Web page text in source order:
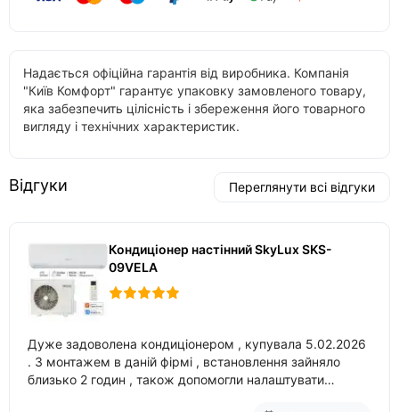
Надається офіційна гарантія від виробника. Компанія
"Київ Комфорт" гарантує упаковку замовленого товару,
яка забезпечить цілісність і збереження його товарного
вигляду і технічних характеристик.
Відгуки Переглянути всі відгуки
Кондиціонер настінний SkyLux SKS-
09VELA
Дуже задоволена кондиціонером , купувала 5.02.2026
. З монтажем в даній фірмі , встановлення зайняло
близько 2 годин , також допомогли налаштувати